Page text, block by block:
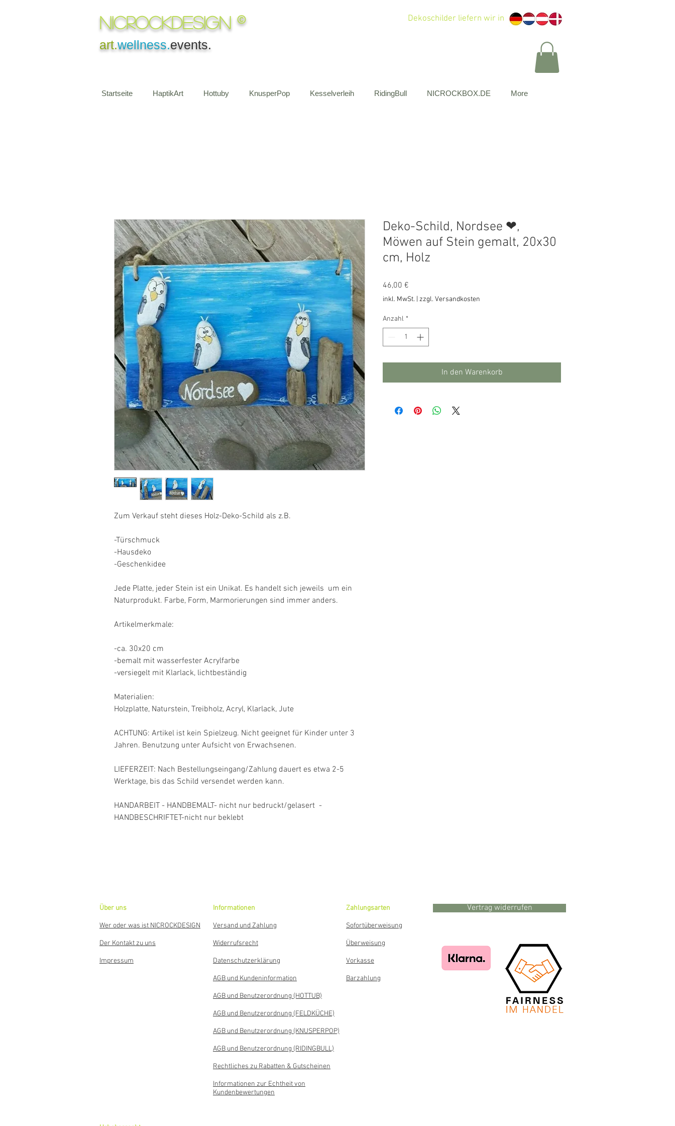
NICROCKDesign ©
art.wellness.events.
Dekoschilder liefern wir in
Startseite HaptikArt Hottuby KnusperPop Kesselverleih RidingBull NICROCKBOX.DE More
Zum Verkauf steht dieses Holz-Deko-Schild als z.B.
-Türschmuck
-Hausdeko
-Geschenkidee
Jede Platte, jeder Stein ist ein Unikat. Es handelt sich jeweils  um ein
Naturprodukt. Farbe, Form, Marmorierungen sind immer anders.
Artikelmerkmale:
-ca. 30x20 cm
-bemalt mit wasserfester Acrylfarbe
-versiegelt mit Klarlack, lichtbeständig
Materialien:
Holzplatte, Naturstein, Treibholz, Acryl, Klarlack, Jute
ACHTUNG: Artikel ist kein Spielzeug. Nicht geeignet für Kinder unter 3
Jahren. Benutzung unter Aufsicht von Erwachsenen.
LIEFERZEIT: Nach Bestellungseingang/Zahlung dauert es etwa 2-5
Werktage, bis das Schild versendet werden kann.
HANDARBEIT - HANDBEMALT- nicht nur bedruckt/gelasert  -
HANDBESCHRIFTET-nicht nur beklebt
Deko-Schild, Nordsee ❤,
Möwen auf Stein gemalt, 20x30
cm, Holz
46,00 €
inkl. MwSt. zzgl. Versandkosten
Anzahl *
In den Warenkorb
Über uns
Wer oder was ist NICROCKDESIGN
Der Kontakt zu uns
Impressum
Informationen
Versand und Zahlung
Widerrufsrecht
Datenschutzerklärung
AGB und Kundeninformation
AGB und Benutzerordnung (HOTTUB)
AGB und Benutzerordnung (FELDKÜCHE)
AGB und Benutzerordnung (KNUSPERPOP)
AGB und Benutzerordnung (RIDINGBULL)
Rechtliches zu Rabatten & Gutscheinen
Informationen zur Echtheit von
Kundenbewertungen
Zahlungsarten
Sofortüberweisung
Überweisung
Vorkasse
Barzahlung
Vertrag widerrufen